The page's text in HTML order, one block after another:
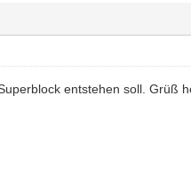
entstehen soll. Grüß